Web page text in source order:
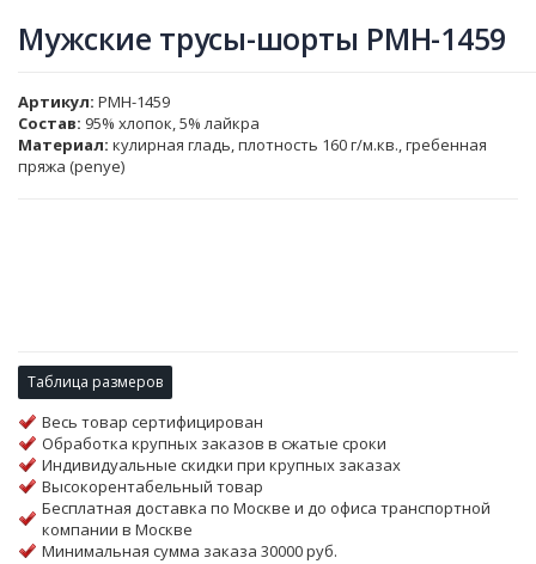
Мужские трусы-шорты PMH-1459
Артикул PMH-1459
Состав: 95% хлопок, 5% лайкра
Материал: кулирная гладь, плотность 160 г/м.кв., гребенная
пряжа (penye)
Таблица размеров
Весь товар сертифицирован
Обработка крупных заказов в сжатые сроки
Индивидуальные скидки при крупных заказах
Высокорентабельный товар
Бесплатная доставка по Москве и до офиса транспортной
компании в Москве
Минимальная сумма заказа 30000 руб.